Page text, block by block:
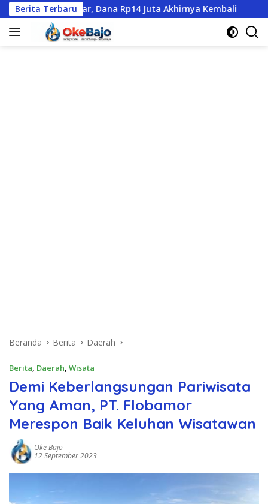
Langsung
ke
konten
Berita Terbaru
Dana Rp14 Juta Akhirnya Kembali Santunan
Beranda Berita Daerah
Berita, Daerah, Wisata
Demi Keberlangsungan Pariwisata
Yang Aman, PT. Flobamor
Merespon Baik Keluhan Wisatawan
Oke Bajo
12 September 2023